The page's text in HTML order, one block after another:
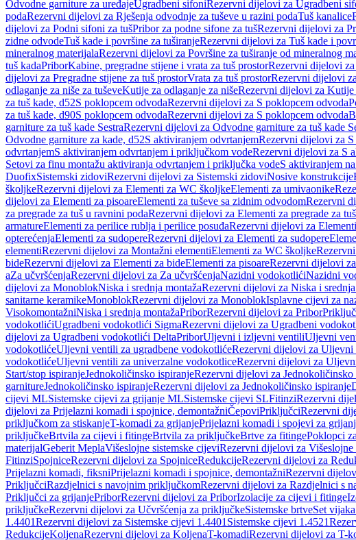
Odvodne garniture za uređajeUgradbeni sifoniRezervni dijelovi za Ugradbeni
podaRezervni dijelovi za Rješenja odvodnje za tuševe u razini podaTuš kanalice
dijelovi za Podni sifoni za tušPribor za podne sifone za tušRezervni dijelovi za
zidne odvodeTuš kade i površine za tuširanjeRezervni dijelovi za Tuš kade i
mineralnog materijalaRezervni dijelovi za Površine za tuširanje od mineralnog
tuš kadaPriborKabine, pregradne stijene i vrata za tuš prostorRezervni dijelovi
dijelovi za Pregradne stijene za tuš prostorVrata za tuš prostorRezervni dijelovi
odlaganje za niše za tuševeKutije za odlaganje za nišeRezervni dijelovi za Kutije
za tuš kade, d52S poklopcem odvodaRezervni dijelovi za S poklopcem odvoda
za tuš kade, d90S poklopcem odvodaRezervni dijelovi za S poklopcem odvoda
garniture za tuš kade SestraRezervni dijelovi za Odvodne garniture za tuš kade
Odvodne garniture za kade, d52S aktiviranjem odvrtanjemRezervni dijelovi za
odvrtanjemS aktiviranjem odvrtanjem i priključkom vodeRezervni dijelovi za S
Setovi za finu montažu aktiviranja odvrtanjem i priključka vodeS aktiviranjem
DuofixSistemski zidoviRezervni dijelovi za Sistemski zidoviNosive konstrukcije
školjkeRezervni dijelovi za Elementi za WC školjkeElementi za umivaonike
dijelovi za Elementi za pisoareElementi za tuševe sa zidnim odvodomRezervni
za pregrade za tuš u ravnini podaRezervni dijelovi za Elementi za pregrade za
armatureElementi za perilice rublja i perilice posuđaRezervni dijelovi za
opterećenjaElementi za sudopereRezervni dijelovi za Elementi za sudopere
elementiRezervni dijelovi za Montažni elementiElementi za WC školjke
bideRezervni dijelovi za Elementi za bideElementi za pisoareRezervni dijelovi
aZa učvršćenjaRezervni dijelovi za Za učvršćenjaNazidni vodokotlićiNazidni
dijelovi za MonoblokNiska i srednja montažaRezervni dijelovi za Niska i srednja
sanitarne keramikeMonoblokRezervni dijelovi za MonoblokIsplavne cijevi za
VisokomontažniNiska i srednja montažaPriborRezervni dijelovi za Pribor
vodokotlićiUgradbeni vodokotlići SigmaRezervni dijelovi za Ugradbeni
dijelovi za Ugradbeni vodokotlići DeltaPriborUljevni i izljevni ventiliUljevni
vodokotlićeUljevni ventili za ugradbene vodokotlićeRezervni dijelovi za Uljevni
vodokotlićeUljevni ventili za univerzalne vodokotliceRezervni dijelovi za
Start/stop ispiranjeJednokoličinsko ispiranjeRezervni dijelovi za Jednokoličinsko
garnitureJednokoličinsko ispiranjeRezervni dijelovi za Jednokoličinsko ispiranje
cijevi MLSistemske cijevi za grijanje MLSistemske cijevi SLFitinziRezervni
dijelovi za Prijelazni komadi i spojnice, demontažniČepoviPriključciRezervni
priključkom za stiskanjeT-komadi za grijanjePrijelazni komadi i spojevi za
priključkeBrtvila za cijevi i fitingeBrtvila za priključkeBrtve za fitingePoklopci
materijalGeberit MeplaVišeslojne sistemske cijeviRezervni dijelovi za Višeslojne
FitinziSpojniceRezervni dijelovi za SpojniceRedukcijeRezervni dijelovi za
Prijelazni komadi, fiksniPrijelazni komadi i spojnice, demontažniRezervni
PriključciRazdjelnici s navojnim priključkomRezervni dijelovi za Razdjelnici s
Priključci za grijanjePriborRezervni dijelovi za PriborIzolacije za cijevi i fitinge
priključkeRezervni dijelovi za Učvršćenja za priključkeSistemske brtveSet
1.4401Rezervni dijelovi za Sistemske cijevi 1.4401 Sistemske cijevi 1.4521
RedukcijeKoljenaRezervni dijelovi za KoljenaT-komadiRezervni dijelovi za T-